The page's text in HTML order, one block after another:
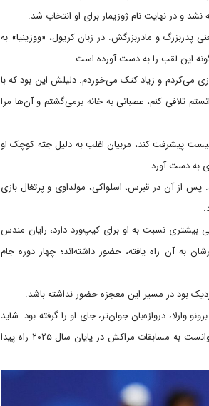
نشد و در نهایت نام ژوزیمار برای او انتخاب شد.
و مادربزرگش. در زبان کریول، «ووزینیا» به
می‌کردم و زیاد کتک می‌خوردم. دلیلش این بود که با
تلافی کنم، عصبانی به خانه برمی‌گشتم و آن‌ها مرا
پیشرفت کند، مربیان اغلب به دلیل جثه کوچک او
به دست آورد.
از آن در قبرس، اسلواکی، مولداوی و پرتغال بازی
که تعداد بازی‌های ملی بیشتری نسبت به او برای کیپ‌ورد دارد، رایان مندس
به آن راه یافته، حضور داشته‌اند؛ چهار دوره جام
بود در مسیر این معجزه حضور نداشته باشد.
وارلا، دروازه‌بان جوان‌تر، جای او را گرفته بود. شاید
بی‌ارتباط با این موضوع نبود که کیپ‌ورد در آن رقابت‌ها در قعر گروه خود قرار گرفت و نتوانست به مسابقات مراکش در پایان سال ۲۰۲۵ راه پیدا